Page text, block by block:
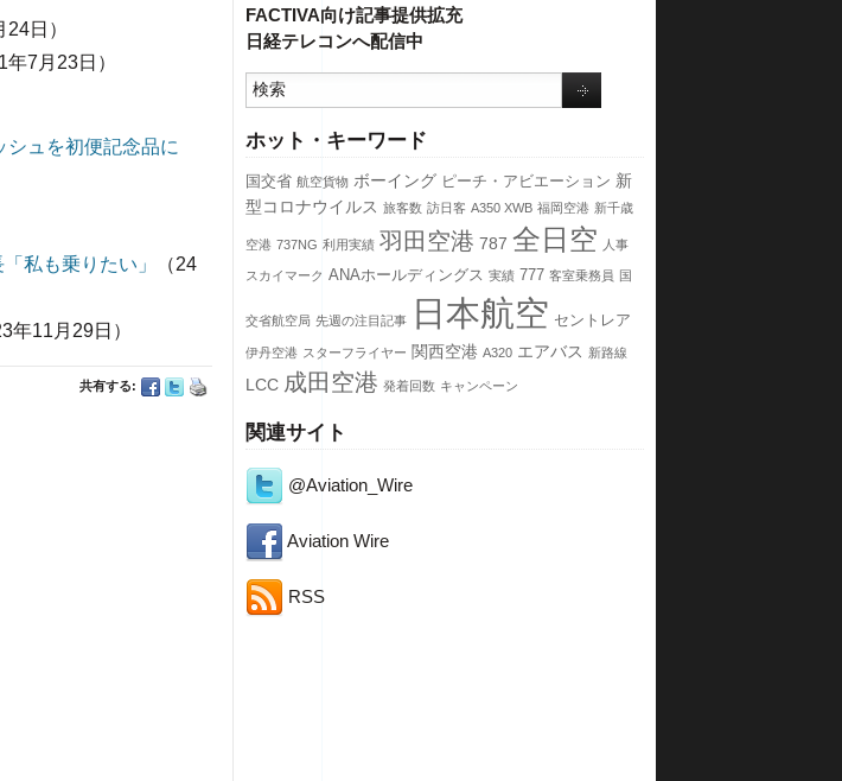
FACTIVA向け記事提供拡充
日経テレコンへ配信中
ホット・キーワード
国交省 航空貨物 ボーイング ピーチ・アビエーション 新
型コロナウイルス 旅客数 訪日客 A350 XWB 福岡空港 新千歳
空港 737NG 利用実績 羽田空港 787 全日空 人事
スカイマーク ANAホールディングス 実績 777 客室乗務員 国
交省航空局 先週の注目記事 日本航空 セントレア
伊丹空港 スターフライヤー 関西空港 A320 エアバス 新路線
LCC 成田空港 発着回数 キャンペーン
関連サイト
@Aviation_Wire
Aviation Wire
RSS
24日）
年7月23日）
ュを初便記念品に
私も乗りたい」
（24
年11月29日）
共有する: